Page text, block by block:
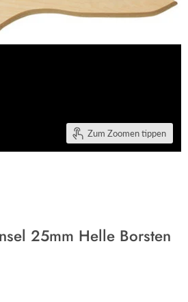
Zum Zoomen tippen
25mm Helle Borsten